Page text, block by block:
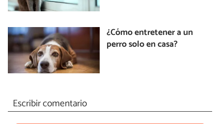
¿Cómo entretener a un
perro solo en casa?
Escribir comentario